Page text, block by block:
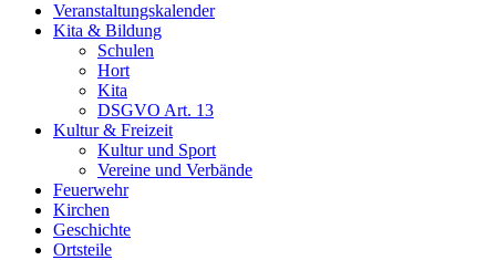
Veranstaltungskalender
Kita & Bildung
Schulen
Hort
Kita
DSGVO Art. 13
Kultur & Freizeit
Kultur und Sport
Vereine und Verbände
Feuerwehr
Kirchen
Geschichte
Ortsteile